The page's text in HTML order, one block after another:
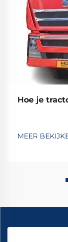
Hoe je
MEER